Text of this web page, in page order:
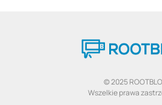
© 2025
Wszelkie prawa